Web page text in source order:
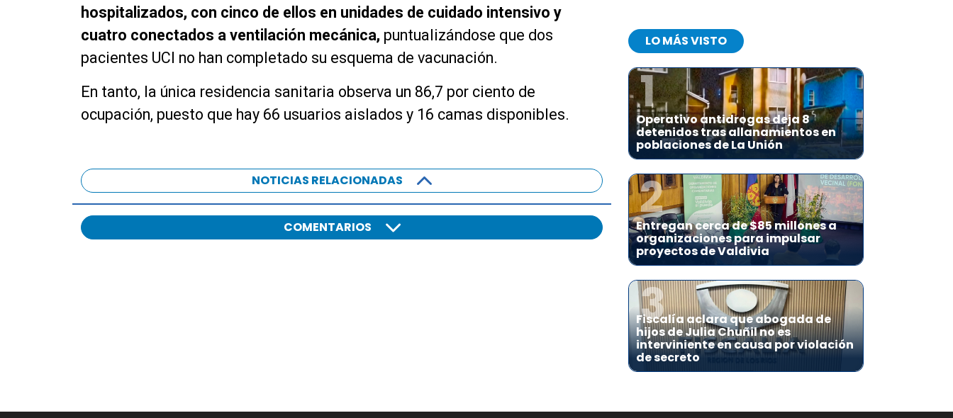
hospitalizados, con cinco de ellos en unidades de cuidado intensivo y
cuatro conectados a ventilación mecánica, puntualizándose que dos
pacientes UCI no han completado su esquema de vacunación.
En tanto, la única residencia sanitaria observa un 86,7 por ciento de
ocupación, puesto que hay 66 usuarios aislados y 16 camas disponibles.
NOTICIAS RELACIONADAS
COMENTARIOS
LO MÁS VISTO
1
Operativo antidrogas deja 8
detenidos tras allanamientos en
poblaciones de La Unión
2
Entregan cerca de $85 millones a
organizaciones para impulsar
proyectos de Valdivia
3
Fiscalía aclara que abogada de
hijos de Julia Chuñil no es
interviniente en causa por violación
de secreto